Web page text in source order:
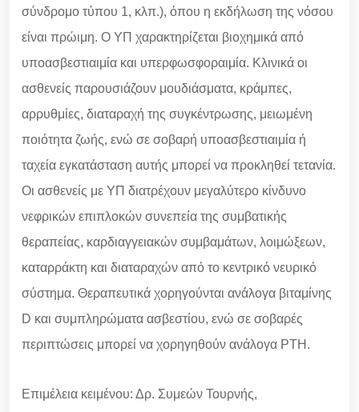
σύνδρομο τύπου 1, κλπ.), όπου η εκδήλωση της νόσου
είναι πρώιμη. Ο ΥΠ χαρακτηρίζεται βιοχημικά από
υποασβεστιαιμία και υπερφωσφοραιμία. Κλινικά οι
ασθενείς παρουσιάζουν μουδιάσματα, κράμπες,
αρρυθμίες, διαταραχή της συγκέντρωσης, μειωμένη
ποιότητα ζωής, ενώ σε σοβαρή υποασβεστιαιμία ή
ταχεία εγκατάσταση αυτής μπορεί να προκληθεί τετανία.
Οι ασθενείς με ΥΠ διατρέχουν μεγαλύτερο κίνδυνο
νεφρικών επιπλοκών συνεπεία της συμβατικής
θεραπείας, καρδιαγγειακών συμβαμάτων, λοιμώξεων,
καταρράκτη και διαταραχών από το κεντρικό νευρικό
σύστημα. Θεραπευτικά χορηγούνται ανάλογα βιταμίνης
D και συμπληρώματα ασβεστίου, ενώ σε σοβαρές
περιπτώσεις μπορεί να χορηγηθούν ανάλογα PTH.
Επιμέλεια κειμένου: Δρ. Συμεών Τουρνής,